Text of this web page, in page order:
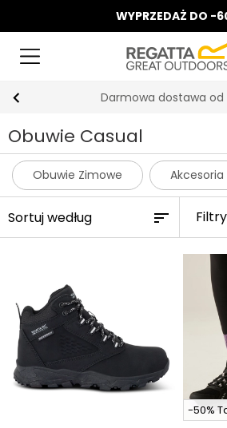
WYPRZEDAŻ DO -
Odbierz 15%, za zapis do
Obuwie Casual
Obuwie Zimowe
Filtry
-50%